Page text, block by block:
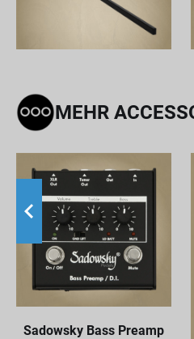
MEHR
Sadowsky Bass Preamp